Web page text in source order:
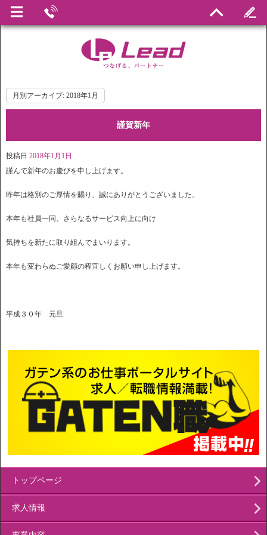
月別アーカイブ: 2018年1月
謹賀新年
投稿日 2018年1月1日
謹んで新年のお慶びを申し上げます。
昨年は格別のご厚情を賜り、誠にありがとうございました。
本年も社員一同、さらなるサービス向上に向け
気持ちを新たに取り組んでまいります。
本年も変わらぬご愛顧の程宜しくお願い申し上げます。
平成３０年 元旦
トップページ
求人情報